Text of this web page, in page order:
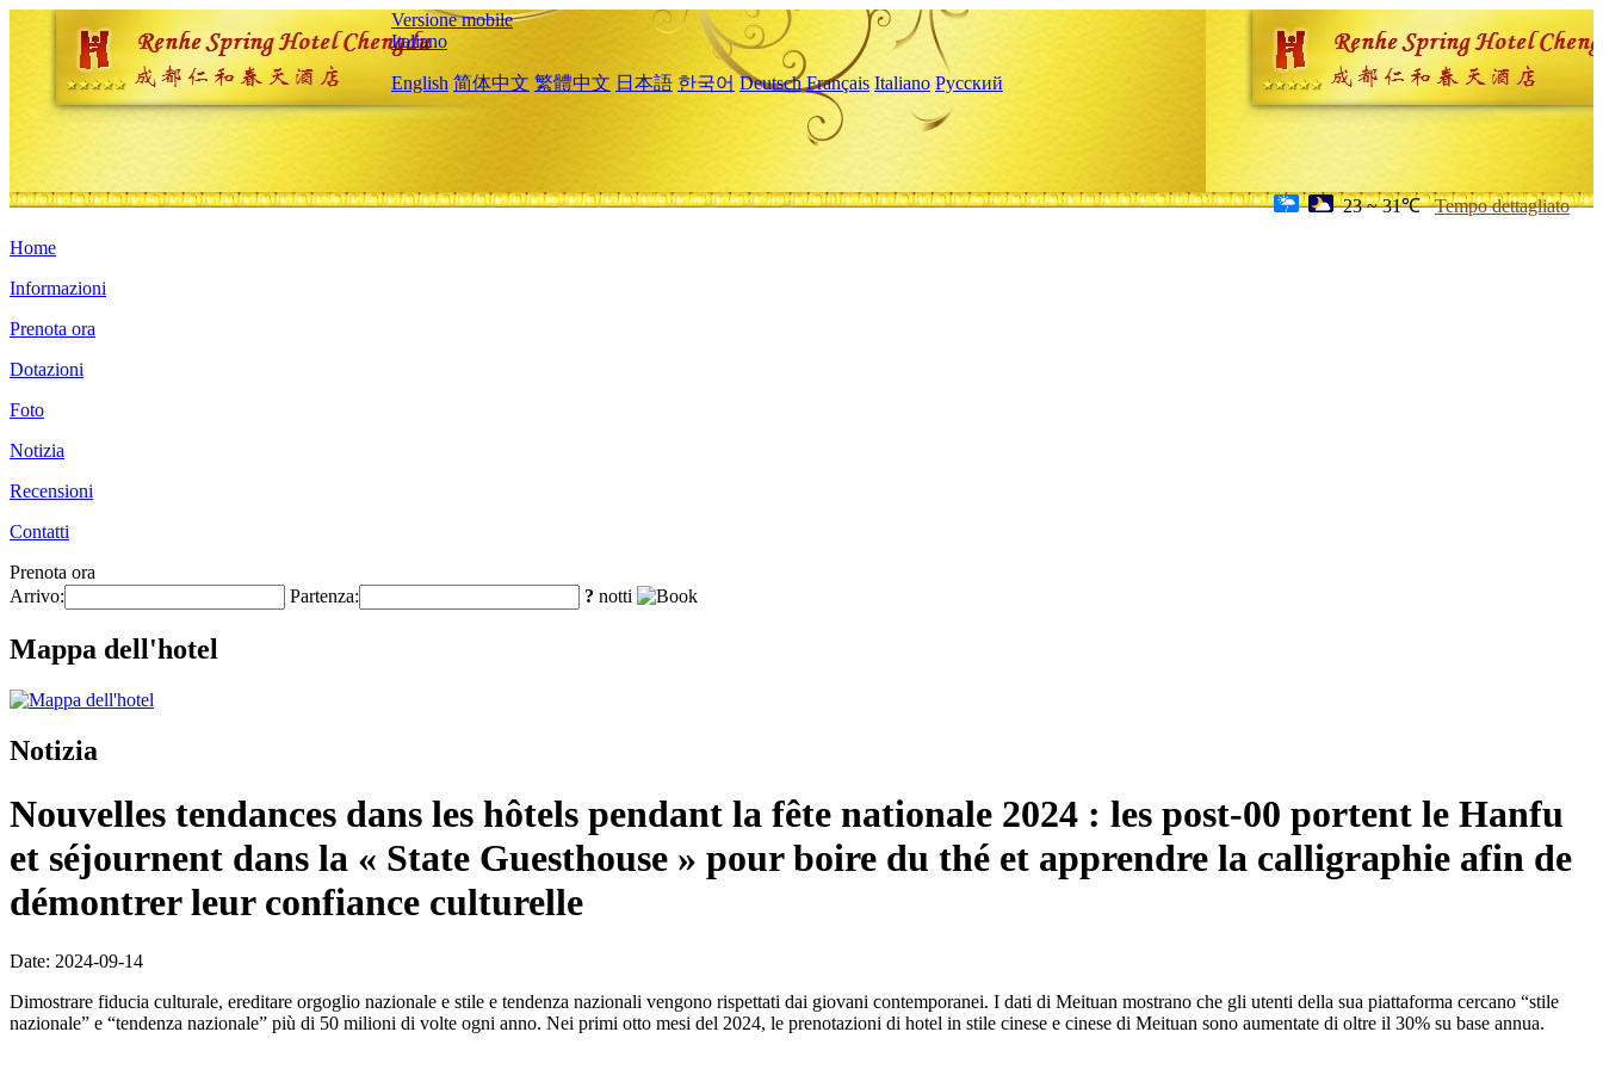
Versione mobile
Italiano
English 简体中文 繁體中文 日本語 한국어 Deutsch Français Italiano Русский
23 ~ 31℃ Tempo dettagliato
Home
Informazioni
Prenota ora
Dotazioni
Foto
Notizia
Recensioni
Contatti
Prenota ora
Arrivo:
Partenza: ? notti
Mappa dell'hotel
Notizia
Nouvelles tendances dans les hôtels pendant la fête nationale 2024 : les post-00 portent le Hanfu
et séjournent dans la « State Guesthouse » pour boire du thé et apprendre la calligraphie afin de
démontrer leur confiance culturelle
Date: 2024-09-14
Dimostrare fiducia culturale, ereditare orgoglio nazionale e stile e tendenza nazionali vengono rispettati dai giovani contemporanei. I dati di Meituan mostrano che gli utenti della sua piattaforma cercano “stile
nazionale” e “tendenza nazionale” più di 50 milioni di volte ogni anno. Nei primi otto mesi del 2024, le prenotazioni di hotel in stile cinese e cinese di Meituan sono aumentate di oltre il 30% su base annua.